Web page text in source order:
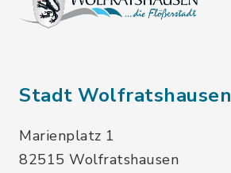
Stadt Wolfratshausen
Marienplatz 1
82515 Wolfratshausen